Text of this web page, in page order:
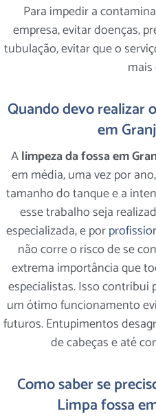
Para impedir a
empresa, evitar doenças,
tubulação, evitar que o
Quando devo realizar
em
Alimpeza da fossa em
em média, uma vez por
tamanho do tanque e a
esse trabalho seja
especializada, e por
não corre o risco de se
extrema importância que
especialistas. Isso
um ótimo funcionamento
futuros. Entupimentos
de cabeças e até
Como saber se
Limpa fossa